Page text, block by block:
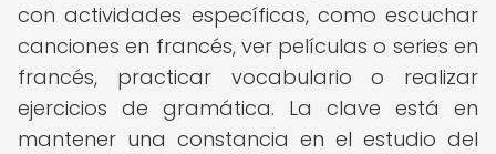
con actividades específicas, como escuchar
canciones en francés, ver películas o series en
francés, practicar vocabulario o realizar
ejercicios de gramática. La clave está en
mantener una constancia en el estudio del